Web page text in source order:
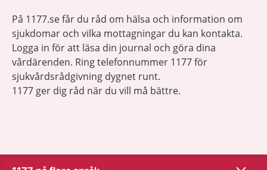
På 1177.se får du råd om hälsa och information om
sjukdomar och vilka mottagningar du kan kontakta.
Logga in för att läsa din journal och göra dina
vårdärenden. Ring telefonnummer 1177 för
sjukvårdsrådgivning dygnet runt.
1177 ger dig råd när du vill må bättre.
Visa